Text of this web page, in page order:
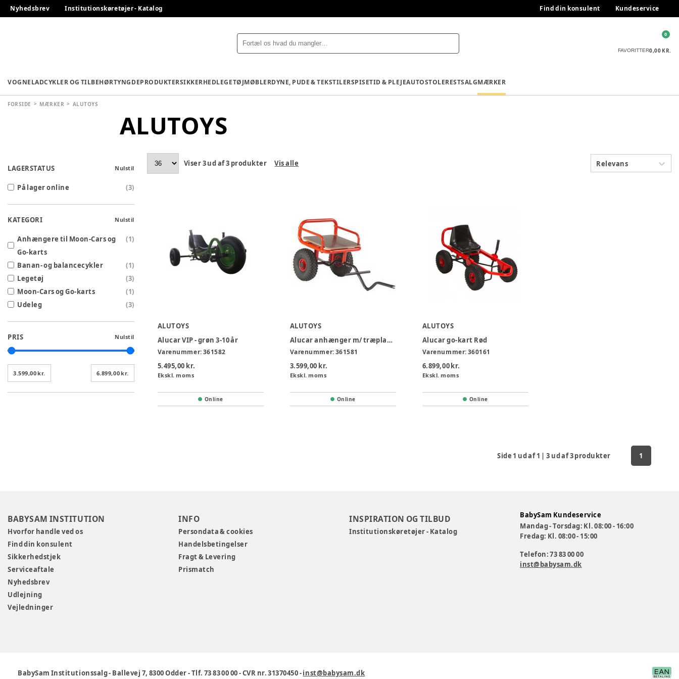
Nyhedsbrev Institutionskøretøjer - Katalog Find din konsulent Kundeservice
FAVORITTER0,00 KR.
0
VOGNELADCYKLER OG TILBEHØRTYNGDEPRODUKTERSIKKERHEDLEGETØJMØBLERDYNE, PUDE & TEKSTILERSPISETID & PLEJEAUTOSTOLERESTSALGMÆRKER
FORSIDE MÆRKER ALUTOYS
ALUTOYS
LAGERSTATUS Nulstil
På lager online (3)
KATEGORI Nulstil
Anhængere til Moon-Cars og
Go-karts
(1)
Banan- og balancecykler (1)
Legetøj
(3)
Moon-Cars og Go-karts
(1)
Udeleg
(3)
PRIS Nulstil
3.599,00 kr. 6.899,00 kr.
Viser3ud af3 produkter Vis alle Relevans
ALUTOYS
Alucar VIP - grøn 3-10 år
Varenummer:361582
5.495,00 kr.
Ekskl. moms
Online
ALUTOYS
Alucar anhænger m/ træplade - rød
Varenummer:361581
3.599,00 kr.
Ekskl. moms
Online
ALUTOYS
Alucar go-kart Rød
Varenummer:360161
6.899,00 kr.
Ekskl. moms
Online
Side 1 ud af1 |3 ud af3produkter 1
BABYSAM INSTITUTION
Hvorfor handle ved os
Find din konsulent
Sikkerhedstjek
Serviceaftale
Nyhedsbrev
Udlejning
Vejledninger
INFO
Persondata & cookies
Handelsbetingelser
Fragt & Levering
Prismatch
INSPIRATION OG TILBUD
Institutionskøretøjer - Katalog
BabySam Kundeservice
Mandag - Torsdag: Kl. 08:00 - 16:00
Fredag: Kl. 08:00 - 15:00
Telefon: 73 83 00 00
inst@babysam.dk
BabySam Institutionssalg- Ballevej 7, 8300 Odder-Tlf. 73 83 00 00-CVR nr. 31370450-inst@babysam.dk